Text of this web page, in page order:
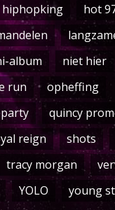
hiphopking
hot
album
niet hier
run
opheffing
quincy
reign shots
tracy morgan
YOLO young